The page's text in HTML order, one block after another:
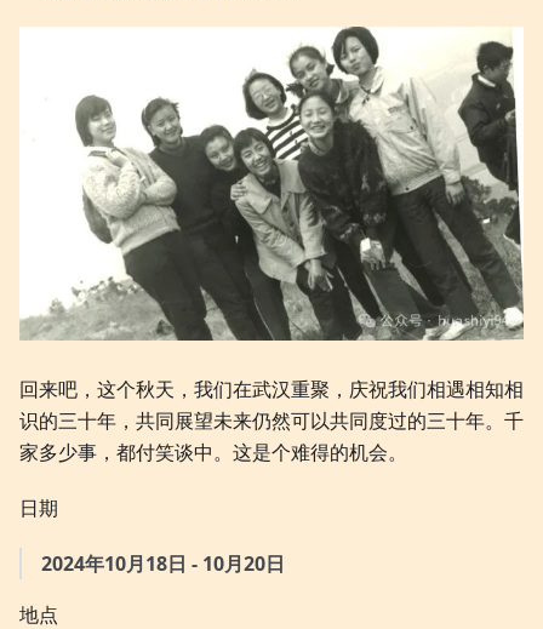
回来吧，这个秋天，我们在武汉重聚，庆祝我们相遇相知相
识的三十年，共同展望未来仍然可以共同度过的三十年。千
家多少事，都付笑谈中。这是个难得的机会。
日期
2024年10月18日 - 10月20日
地点